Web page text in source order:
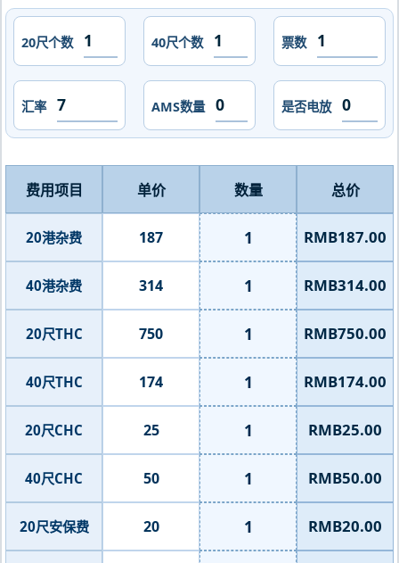
20尺个数 40尺个数 票数
汇率 AMS数量 是否电放
费用项目 单价 数量 总价
20港杂费 187 1 RMB187.00
40港杂费 314 1 RMB314.00
20尺THC 750 1 RMB750.00
40尺THC 174 1 RMB174.00
20尺CHC 25 1 RMB25.00
40尺CHC 50 1 RMB50.00
20尺安保费 20 1 RMB20.00